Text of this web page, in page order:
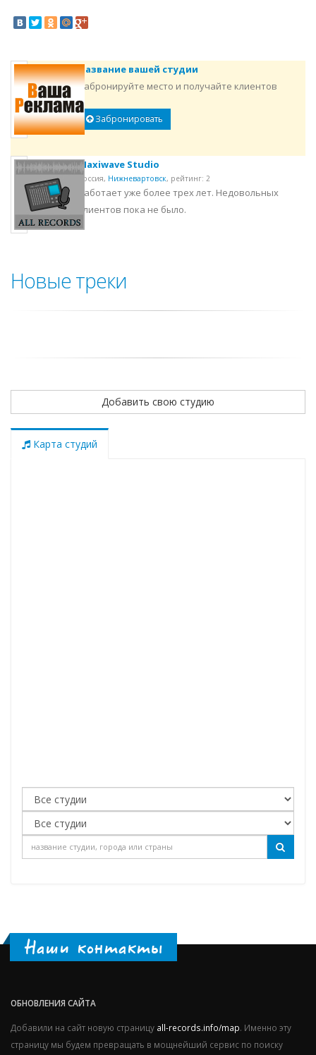
Название вашей студии
Забронируйте место и получайте клиентов
Забронировать
Maxiwave Studio
Россия, Нижневартовск, рейтинг: 2
Работает уже более трех лет. Недовольных
клиентов пока не было.
Новые треки
Добавить свою студию
Карта студий
Наши контакты
ОБНОВЛЕНИЯ САЙТА
Добавили на сайт новую страницу all-records.info/map. Именно эту
страницу мы будем превращать в мощнейший сервис по поиску